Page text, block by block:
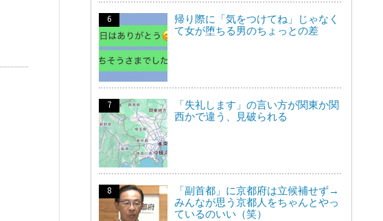
帰り際に「気をつけてね」じゃなく
て女が堕ちる男のちょっとの差
「失礼します」の言い方が関東か関
西かで違う、見破られる
「副首都」に京都府は立候補せず→
みんなが思う京都人をちゃんとやっ
ているのいい（笑）